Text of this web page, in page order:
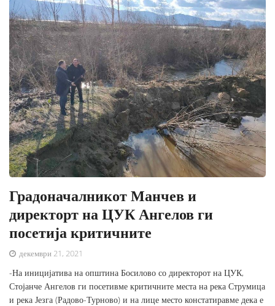
Градоначалникот Манчев и
директорт на ЦУК Ангелов ги
посетија критичните
декември 21, 2021
-На иницијатива на општина Босилово со директорот на ЦУК,
Стојанче Ангелов ги посетивме критичните места на река Струмица
и река Језга (Радово-Турново) и на лице место констатиравме дека е